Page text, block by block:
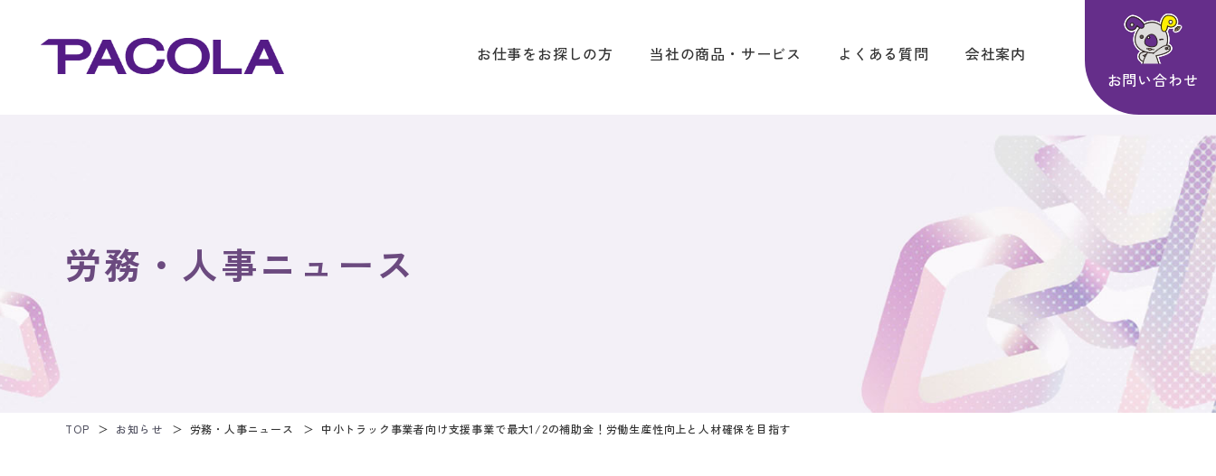
お仕事をお探しの方 当社の商品・サービス よくある質問
会社案内
お問い合わせ
労務・人事ニュース
TOP お知らせ 労務・人事ニュース 中小トラック事業者向け支援事業で最大1/2の補助金！労働生産性向上と人材確保を目指す